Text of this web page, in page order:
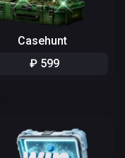
Casehunt
₽ 599